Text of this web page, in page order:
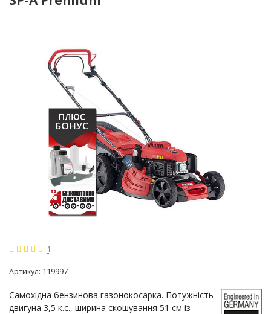
1
Артикул: 119997
Самохідна бензинова газонокосарка. Потужність
двигуна 3,5 к.с., ширина скошування 51 см із